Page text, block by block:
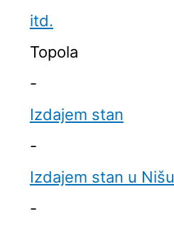
itd.
Topola
-
Izdajem stan
-
Izdajem stan u Nišu
-